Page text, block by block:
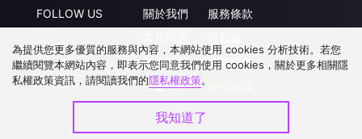
FOLLOW US
關於我們
聯絡我們
升級VIP
服務條款
公開徵件
為提供您更多優質的服務與內容，本網站使用 cookies 分析技術。若您
繼續閱覽本網站內容，即表示您同意我們使用 cookies，關於更多相關隱
私權政策資訊，請閱讀我們的隱私權政策。
我知道了